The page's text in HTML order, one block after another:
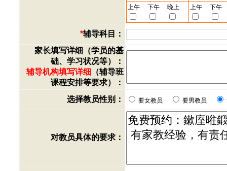
上午
下午 晚上 上午 下午
*辅导科目：
家长填写详细（学员的基
础、学习状况等）：
辅导机构填写详细 （辅导班
课程安排等要求）：
选择教员性别：
要女教员 要男教员
对教员具体的要求：